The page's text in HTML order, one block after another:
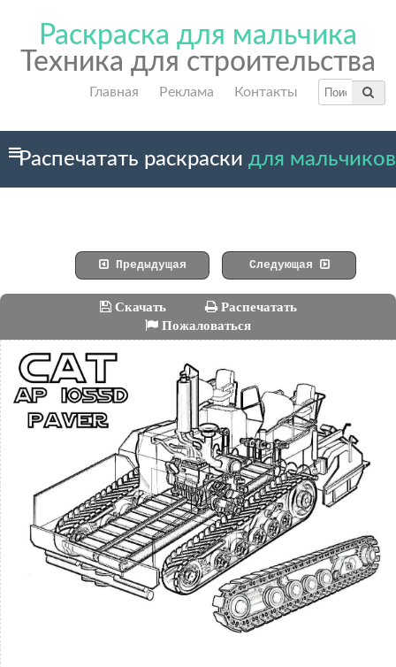
Раскраска для мальчика
Техника для строительства
Главная Реклама Контакты
Распечатать раскраски для мальчиков
Предыдущая Следующая
Скачать
Распечатать
Пожаловаться